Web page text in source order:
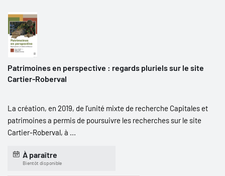
Patrimoines en perspective : regards pluriels sur le site
Cartier-Roberval
La création, en 2019, de l’unité mixte de recherche Capitales et
patrimoines a permis de poursuivre les recherches sur le site
Cartier-Roberval, à ...
À paraître
Bientôt disponible